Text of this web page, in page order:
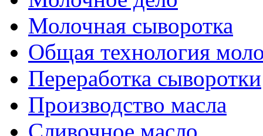
Молочная сыворотка
Общая технология
Переработка сыворотки
Производство масла
Сливочное масло